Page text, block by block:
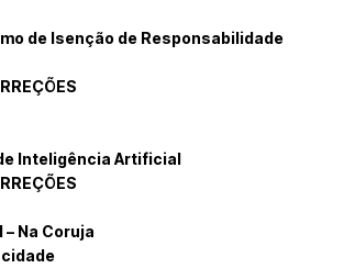
de Isenção de Responsabilidade
Inteligência Artificial
Na Coruja